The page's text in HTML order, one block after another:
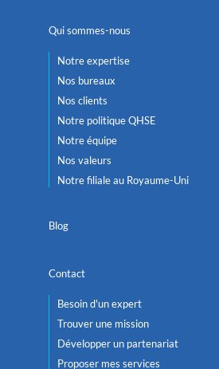
Qui sommes-nous
Notre expertise
Nos bureaux
Nos clients
Notre politique QHSE
Notre équipe
Nos valeurs
Notre filiale au Royaume-Uni
Blog
Contact
Besoin d'un expert
Trouver une mission
Développer un partenariat
Proposer mes services